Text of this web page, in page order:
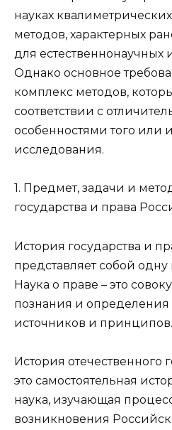
науках
методов, характерных
для естественнонаучных
Однако основное
комплекс методов,
соответствии с
особенностями того или
исследования.
1. Предмет, задачи и
государства и права
История государства и
представляет собой одну
Наука о праве – это
познания и определения
источников и принципов.
История отечественного
это самостоятельная
наука, изучающая
возникновения